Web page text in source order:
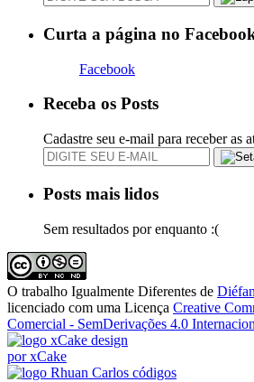
Curta a página no
Facebook
Receba os Posts
Cadastre seu e-mail para receber as
Posts mais lidos
Sem resultados por enquanto :(
O trabalho Igualmente Diferentes de
licenciado com uma Licença Creative
Comercial - SemDerivações 4.0
design
por xCake
códigos